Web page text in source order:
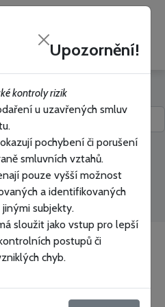
PŘIHLÁSIT SE
bez našeptávače
hledání
BaKo s.r.o.
Zavřít
Upozornění!
kontroly rizik
u uzavřených smluv
pochybení či porušení
smluvních vztahů.
pouze vyšší možnost
a identifikovaných
subjekty.
sloužit jako vstup pro lepší
postupů či
chyb.